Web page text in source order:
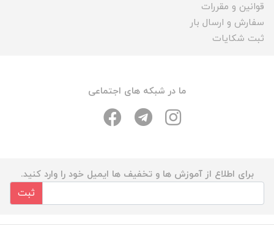
قوانین و مقررات
سفارش و ارسال بار
ثبت شکایات
ما در شبکه های اجتماعی
برای اطلاع از آموزش ها و تخفیف ها ایمیل خود را وارد کنید.
ثبت